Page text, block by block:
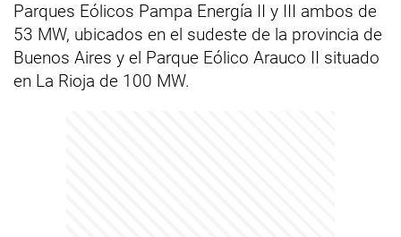
Parques Eólicos Pampa Energía II y III ambos de
53 MW, ubicados en el sudeste de la provincia de
Buenos Aires y el Parque Eólico Arauco II situado
en La Rioja de 100 MW.